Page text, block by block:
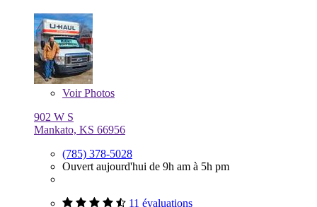
VoirPhotos
902 W S
Mankato, KS 66956
(785) 378-5028
Ouvert aujourd'hui de 9h am à 5h pm
11 évaluations